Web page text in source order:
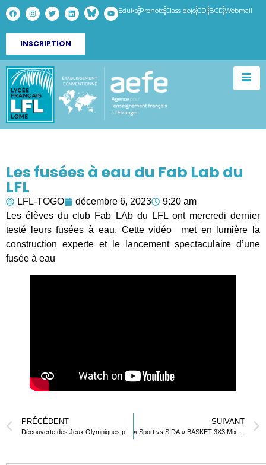
Eduka PronoteClass dojoCDI BCDWebmail
INSCRIPTION
Les fusées à eau du Fab Lab du
LFL
LFL-TOGO décembre 6, 2023
9:20 am
Les élèves du club Fab LAb du LFL ont mercredi dernier
testé leurs fusées à eau. Cette vidéo met en lumière la
construction experte et le lancement spectaculaire d’une
fusée à eau
PRÉCÉDENT SUIVANT